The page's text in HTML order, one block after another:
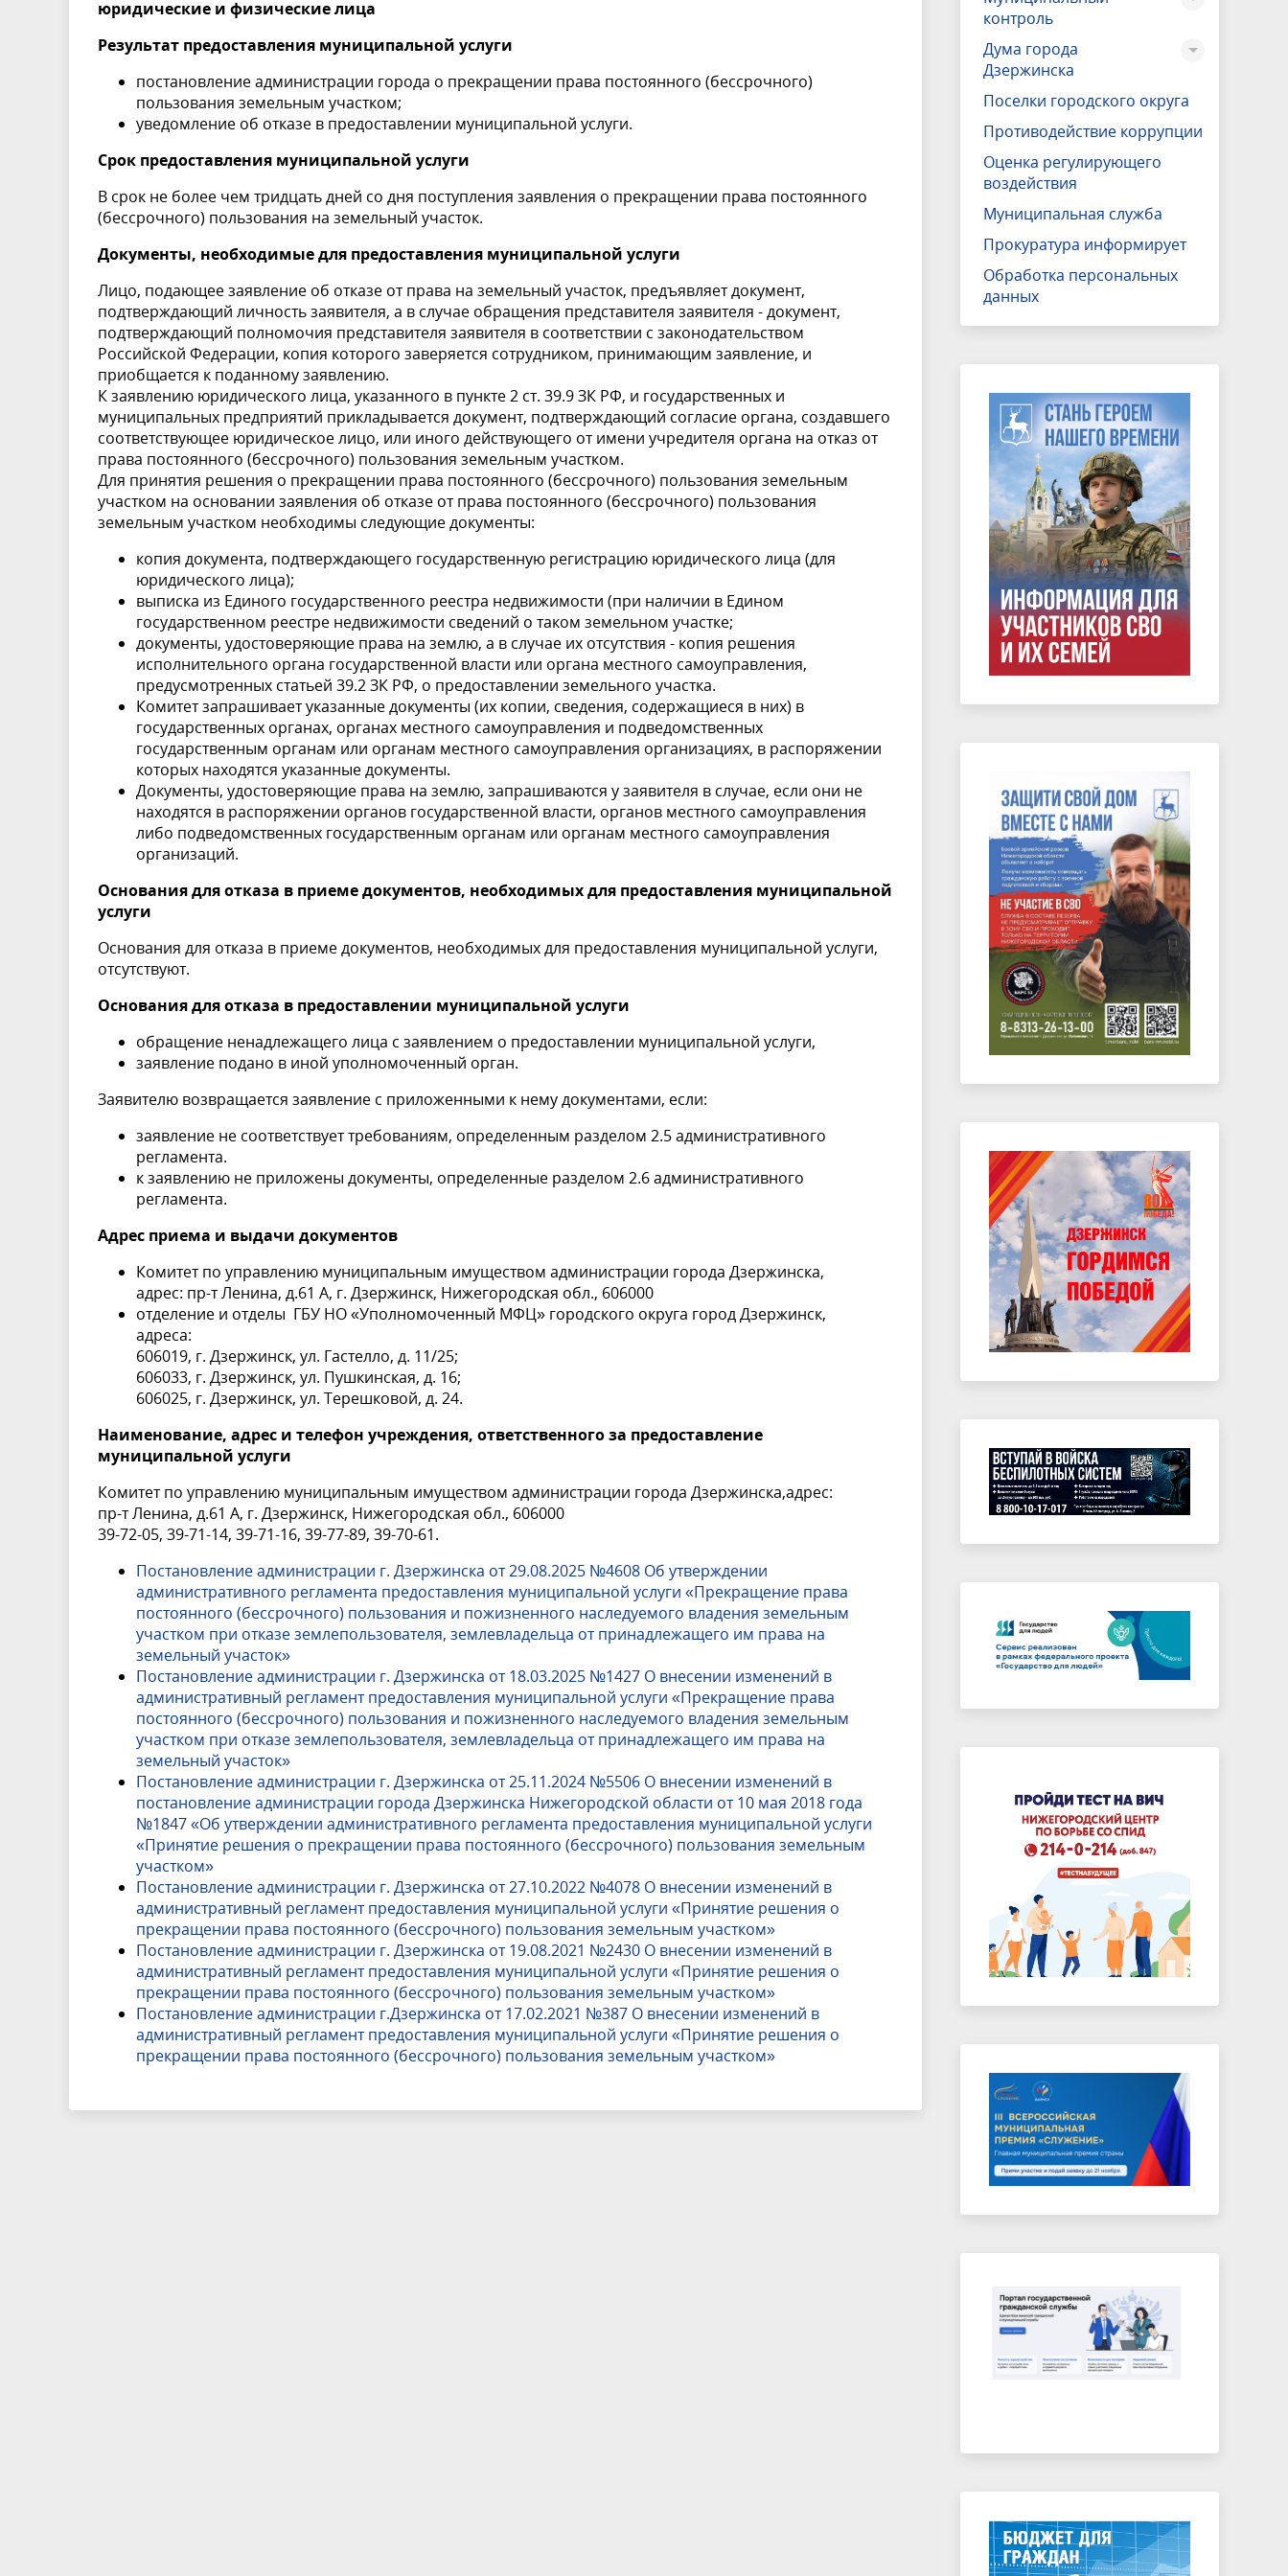
юридические и физические лица
Результат предоставления муниципальной услуги
постановление администрации города о прекращении права постоянного (бессрочного)
пользования земельным участком;
уведомление об отказе в предоставлении муниципальной услуги.
Срок предоставления муниципальной услуги
В срок не более чем тридцать дней со дня поступления заявления о прекращении права постоянного
(бессрочного) пользования на земельный участок.
Документы, необходимые для предоставления муниципальной услуги
Лицо, подающее заявление об отказе от права на земельный участок, предъявляет документ,
подтверждающий личность заявителя, а в случае обращения представителя заявителя - документ,
подтверждающий полномочия представителя заявителя в соответствии с законодательством
Российской Федерации, копия которого заверяется сотрудником, принимающим заявление, и
приобщается к поданному заявлению.
К заявлению юридического лица, указанного в пункте 2 ст. 39.9 ЗК РФ, и государственных и
муниципальных предприятий прикладывается документ, подтверждающий согласие органа, создавшего
соответствующее юридическое лицо, или иного действующего от имени учредителя органа на отказ от
права постоянного (бессрочного) пользования земельным участком.
Для принятия решения о прекращении права постоянного (бессрочного) пользования земельным
участком на основании заявления об отказе от права постоянного (бессрочного) пользования
земельным участком необходимы следующие документы:
копия документа, подтверждающего государственную регистрацию юридического лица (для
юридического лица);
выписка из Единого государственного реестра недвижимости (при наличии в Едином
государственном реестре недвижимости сведений о таком земельном участке;
документы, удостоверяющие права на землю, а в случае их отсутствия - копия решения
исполнительного органа государственной власти или органа местного самоуправления,
предусмотренных статьей 39.2 ЗК РФ, о предоставлении земельного участка.
Комитет запрашивает указанные документы (их копии, сведения, содержащиеся в них) в
государственных органах, органах местного самоуправления и подведомственных
государственным органам или органам местного самоуправления организациях, в распоряжении
которых находятся указанные документы.
Документы, удостоверяющие права на землю, запрашиваются у заявителя в случае, если они не
находятся в распоряжении органов государственной власти, органов местного самоуправления
либо подведомственных государственным органам или органам местного самоуправления
организаций.
Основания для отказа в приеме документов, необходимых для предоставления муниципальной
услуги
Основания для отказа в приеме документов, необходимых для предоставления муниципальной услуги,
отсутствуют.
Основания для отказа в предоставлении муниципальной услуги
обращение ненадлежащего лица с заявлением о предоставлении муниципальной услуги,
заявление подано в иной уполномоченный орган.
Заявителю возвращается заявление с приложенными к нему документами, если:
заявление не соответствует требованиям, определенным разделом 2.5 административного
регламента.
к заявлению не приложены документы, определенные разделом 2.6административного
регламента.
Адрес приема и выдачи документов
Комитет по управлению муниципальным имуществом администрации города Дзержинска,
адрес: пр-т Ленина, д.61 А, г. Дзержинск, Нижегородская обл., 606000
отделение и отделы ГБУ НО «Уполномоченный МФЦ» городского округа город Дзержинск,
адреса:
606019, г. Дзержинск, ул. Гастелло, д. 11/25;
606033, г. Дзержинск, ул. Пушкинская, д. 16;
606025, г. Дзержинск, ул. Терешковой, д. 24.
Наименование, адрес и телефон учреждения, ответственного за предоставление
муниципальной услуги
Комитет по управлению муниципальным имуществом администрации города Дзержинска,адрес:
пр-т Ленина, д.61 А, г. Дзержинск, Нижегородская обл., 606000
39-72-05, 39-71-14, 39-71-16, 39-77-89, 39-70-61.
Постановление администрации г. Дзержинска от 29.08.2025 №4608 Об утверждении
административного регламента предоставления муниципальной услуги «Прекращение права
постоянного (бессрочного) пользования и пожизненного наследуемого владения земельным
участком при отказе землепользователя, землевладельца от принадлежащего им права на
земельный участок»
Постановление администрации г. Дзержинска от 18.03.2025 №1427 О внесении изменений в
административный регламент предоставления муниципальной услуги «Прекращение права
постоянного (бессрочного) пользования и пожизненного наследуемого владения земельным
участком при отказе землепользователя, землевладельца от принадлежащего им права на
земельный участок»
Постановление администрации г. Дзержинска от 25.11.2024 №5506 О внесении изменений в
постановление администрации города Дзержинска Нижегородской области от 10 мая 2018 года
№1847 «Об утверждении административного регламента предоставления муниципальной услуги
«Принятие решения о прекращении права постоянного (бессрочного) пользования земельным
участком»
Постановление администрации г. Дзержинска от 27.10.2022 №4078 О внесении изменений в
административный регламент предоставления муниципальной услуги «Принятие решения о
прекращении права постоянного (бессрочного) пользования земельным участком»
Постановление администрации г. Дзержинска от 19.08.2021 №2430 О внесении изменений в
административный регламент предоставления муниципальной услуги «Принятие решения о
прекращении права постоянного (бессрочного) пользования земельным участком»
Постановление администрации г.Дзержинска от 17.02.2021 №387 О внесении изменений в
административный регламент предоставления муниципальной услуги «Принятие решения о
прекращении права постоянного (бессрочного) пользования земельным участком»
контроль
Дума города
Дзержинска
Поселки городского округа
Противодействие коррупции
Оценка регулирующего
воздействия
Муниципальная служба
Прокуратура информирует
Обработка персональных
данных